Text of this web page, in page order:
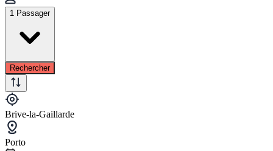
1 Passager
Rechercher
Brive-la-Gaillarde
Porto